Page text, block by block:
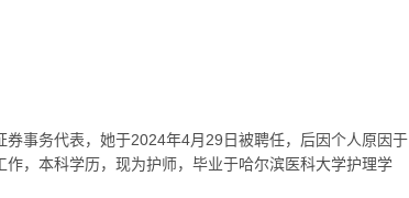
事务代表，她于2024年4月29日被聘任，后因个人原因于
，本科学历，现为护师，毕业于哈尔滨医科大学护理学